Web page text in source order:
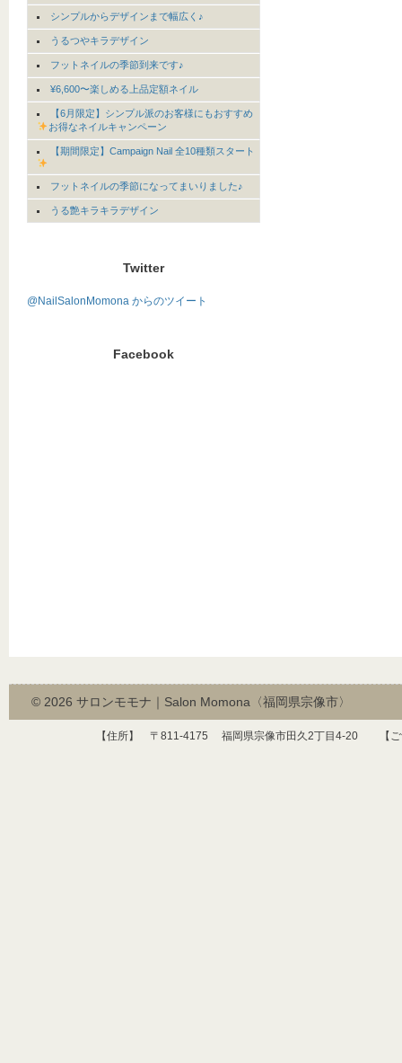
シンプルからデザインまで幅広く♪
うるつやキラデザイン
フットネイルの季節到来です♪
¥6,600〜楽しめる上品定額ネイル
【6月限定】シンプル派のお客様にもおすすめ
お得なネイルキャンペーン
【期間限定】Campaign Nail 全10種類スタート
フットネイルの季節になってまいりました♪
うる艶キラキラデザイン
Twitter
@NailSalonMomona からのツイート
Facebook
© 2026 サロンモモナ｜Salon Momona〈福岡県宗像市〉
【住所】 〒 811-4175 福岡県宗像市田久2丁目 4-20 【ご